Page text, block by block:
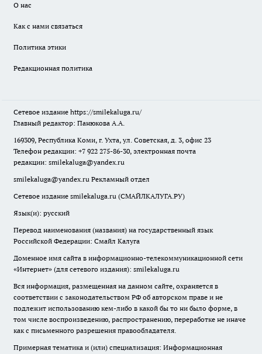
О нас
Как с нами связаться
Политика этики
Редакционная политика
Сетевое издание https://smilekaluga.ru/
Главный редактор: Панюкова А.А.
169309, Республика Коми, г. Ухта, ул. Советская, д. 3, офис 23
Телефон редакции: +7 922 275-86-30, электронная почта
редакции: smilekaluga@yandex.ru
smilekaluga@yandex.ru Рекламный отдел
Сетевое издание smilekaluga.ru (СМАЙЛКАЛУГА.РУ)
Язык(и): русский
Перевод наименования (названия) на государственный язык
Российской Федерации: Смайл Калуга
Доменное имя сайта в информационно-телекоммуникационной сети
«Интернет» (для сетевого издания): smilekaluga.ru
Вся информация, размещенная на данном сайте, охраняется в
соответствии с законодательством РФ об авторском праве и не
подлежит использованию кем-либо в какой бы то ни было форме, в
том числе воспроизведению, распространению, переработке не иначе
как с письменного разрешения правообладателя.
Примерная тематика и (или) специализация: Информационная